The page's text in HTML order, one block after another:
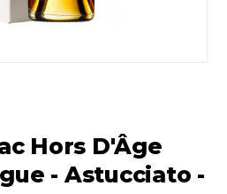
Hors D'Âge
- Astucciato -